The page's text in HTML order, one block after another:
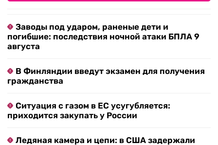
Заводы под ударом, раненые дети и
погибшие: последствия ночной атаки БПЛА 9
августа
В Финляндии введут экзамен для получения
гражданства
Ситуация с газом в ЕС усугубляется:
приходится закупать у России
Ледяная камера и цепи: в США задержали